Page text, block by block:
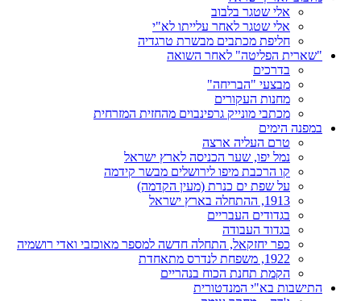
אלי שטגר בלבוב
אלי שטגר לאחר עלייתו לא"י
חליפת מכתבים מבשרת טרגדיה
"שארית הפליטה" לאחר השואה
בדרכים
מבצעי "הבריחה"
מחנות העקורים
מכתבי מונייק גרפינבוים מהחזית המזרחית
במפנה הימים
טרם העליה ארצה
נמל יפו, שער הכניסה לארץ ישראל
קו הרכבת מיפו לירושלים מבשר קידמה
על שפת ים כנרת (מעין הקדמה)
1913, ההתחלה בארץ ישראל
בגדודים העבריים
בגדוד העבודה
כפר יחזקאל, התחלה חדשה למספר מאוכזבי ואדי רושמיה
1922, משפחת לנדרס מתאחדת
הקמת תחנת הכוח בנהריים
התישבות בא"י המנדטורית